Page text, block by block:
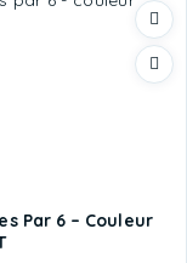
Par 6 – Couleur